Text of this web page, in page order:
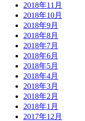
2018年11月
2018年10月
2018年9月
2018年8月
2018年7月
2018年6月
2018年5月
2018年4月
2018年3月
2018年2月
2018年1月
2017年12月